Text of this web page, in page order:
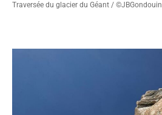
Traversée du glacier du Géant / ©JBGondouin